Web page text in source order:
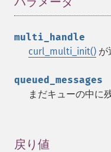
multi_handle
curl_multi_init() が
queued_messages
まだキューの中に
戻り値